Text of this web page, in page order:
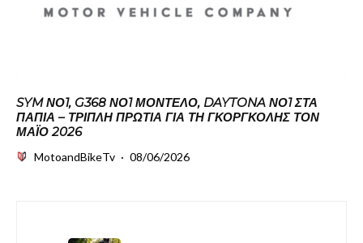
SYM ΝΟ1, G368 ΝΟ1 ΜΟΝΤΈΛΟ, DAYTONA ΝΟ1 ΣΤΑ
ΠΑΠΙΆ – ΤΡΙΠΛΉ ΠΡΩΤΙΆ ΓΙΑ ΤΗ ΓΚΟΡΓΚΟΛΉΣ ΤΟΝ
ΜΆΙΟ 2026
MotoandBikeTv · 08/06/2026